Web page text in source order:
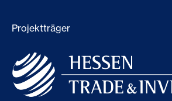
Projektträger